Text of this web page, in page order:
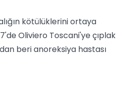
kötülüklerini ortaya
Oliviero Toscani'ye çıplak
beri anoreksiya hastası